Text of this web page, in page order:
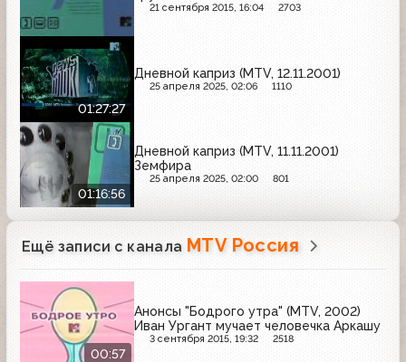
21 сентября 2015, 16:04 2703
01:27:27
Дневной каприз (MTV, 12.11.2001)
25 апреля 2025, 02:06 1110
01:16:56
Дневной каприз (MTV, 11.11.2001)
Земфира
25 апреля 2025, 02:00 801
Ещё записи с канала MTV Россия
00:57
Анонсы "Бодрого утра" (MTV, 2002)
Иван Ургант мучает человечка Аркашу
3 сентября 2015, 19:32 2518